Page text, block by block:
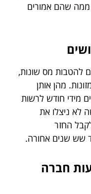
ממה שהם אמורים
להטבות מס שונות,
מהן אותן
מידי חודש לרשות
לא ניצלו את
החזר
שש שנים אחורה.
חברה